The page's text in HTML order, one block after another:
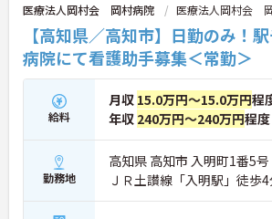
医療法人岡村会 岡村病院 医療法人岡村会
【高知県／高知市】日勤のみ！
病院にて看護助手募集＜常勤＞
給料
月収 15.0万円～15.0万円程
年収 240万円～240万円程度
勤務地
高知県 高知市 入明町1番5号
ＪＲ土讃線「入明駅」徒歩